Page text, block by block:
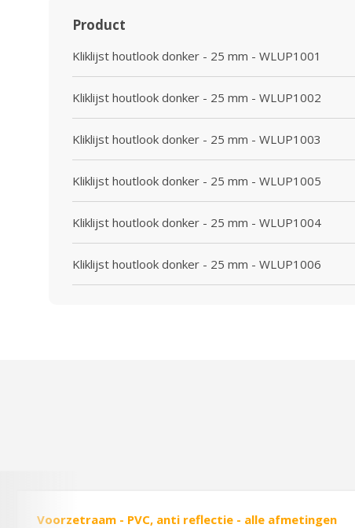
Product
Kliklijst houtlook donker - 25 mm - WLUP1001
Kliklijst houtlook donker - 25 mm - WLUP1002
Kliklijst houtlook donker - 25 mm - WLUP1003
Kliklijst houtlook donker - 25 mm - WLUP1005
Kliklijst houtlook donker - 25 mm - WLUP1004
Kliklijst houtlook donker - 25 mm - WLUP1006
Voorzetraam - PVC, anti reflectie - alle afmetingen